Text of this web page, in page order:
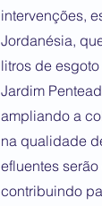
intervenções,
Jordanésia,
litros de
Jardim
ampliando a
na qualidade
efluentes
contribuindo